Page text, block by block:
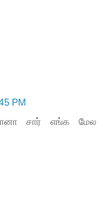
PM
சார் எங்க மேல